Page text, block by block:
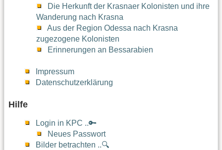
Die Herkunft der Krasnaer Kolonisten und ihre
Wanderung nach Krasna
Aus der Region Odessa nach Krasna
zugezogene Kolonisten
Erinnerungen an Bessarabien
Impressum
Datenschutzerklärung
Hilfe
Login in KPC ..🔑
Neues Passwort
Bilder betrachten ..🔍